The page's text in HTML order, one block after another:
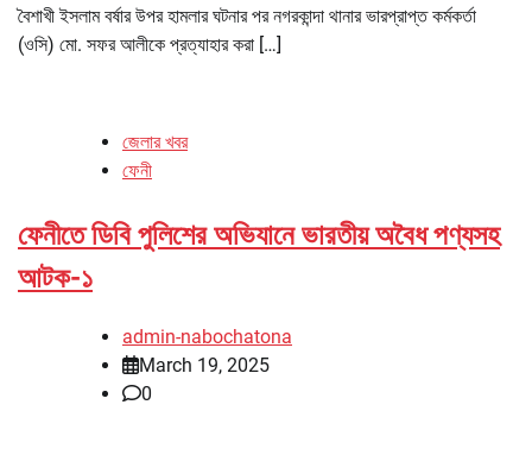
বৈশাখী ইসলাম বর্ষার উপর হামলার ঘটনার পর নগরকান্দা থানার ভারপ্রাপ্ত কর্মকর্তা
(ওসি) মো. সফর আলীকে প্রত্যাহার করা […]
জেলার খবর
ফেনী
ফেনীতে ডিবি পুলিশের অভিযানে ভারতীয় অবৈধ পণ্যসহ
আটক-১
admin-nabochatona
March 19, 2025
0